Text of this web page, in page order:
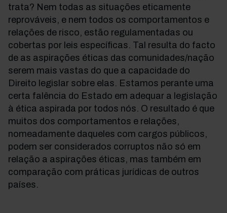
trata? Nem todas as situações eticamente
reprováveis, e nem todos os comportamentos e
relações de risco, estão regulamentadas ou
cobertas por leis específicas. Tal resulta do facto
de as aspirações éticas das comunidades/nação
serem mais vastas do que a capacidade do
Direito legislar sobre elas. Estamos perante uma
certa falência do Estado em adequar a legislação
à ética aspirada por todos nós. O resultado é que
muitos dos comportamentos e relações,
nomeadamente daqueles com cargos públicos,
podem ser considerados corruptos não só em
relação a aspirações éticas, mas também em
comparação com práticas jurídicas de outros
países.